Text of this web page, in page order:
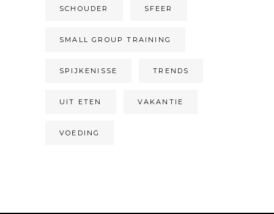
SCHOUDER SFEER
SMALL GROUP TRAINING
SPIJKENISSE TRENDS
UIT ETEN VAKANTIE
VOEDING